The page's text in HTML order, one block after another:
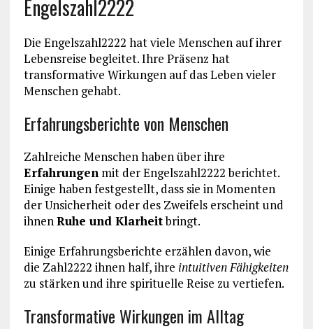
Engelszahl2222
Die Engelszahl2222 hat viele Menschen auf ihrer
Lebensreise begleitet. Ihre Präsenz hat
transformative Wirkungen auf das Leben vieler
Menschen gehabt.
Erfahrungsberichte von Menschen
Zahlreiche Menschen haben über ihre
Erfahrungen mit der Engelszahl2222 berichtet.
Einige haben festgestellt, dass sie in Momenten
der Unsicherheit oder des Zweifels erscheint und
ihnen Ruhe und Klarheitbringt.
Einige Erfahrungsberichte erzählen davon, wie
die Zahl2222 ihnen half, ihre intuitiven Fähigkeiten
zu stärken und ihre spirituelle Reise zu vertiefen.
Transformative Wirkungen im Alltag